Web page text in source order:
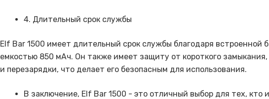
4. Длительный срок службы
Elf Bar 1500 имеет длительный срок службы благодаря встроенной
емкостью 850 мАч. Он также имеет защиту от короткого замыкания,
и перезарядки, что делает его безопасным для использования.
В заключение, Elf Bar 1500 - это отличный выбор для тех, кто